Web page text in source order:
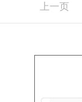
上一页